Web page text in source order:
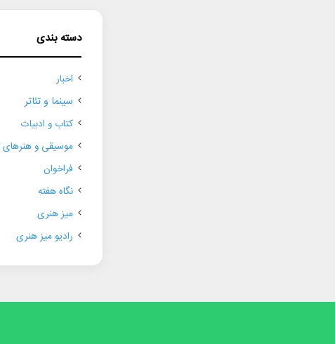
دسته بندی
اخبار
سینما و تئاتر
کتاب و ادبیات
موسیقی و
فراخوان
نگاه هفته
میز هنری
رادیو میز هنری